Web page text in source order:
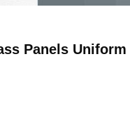
Panels